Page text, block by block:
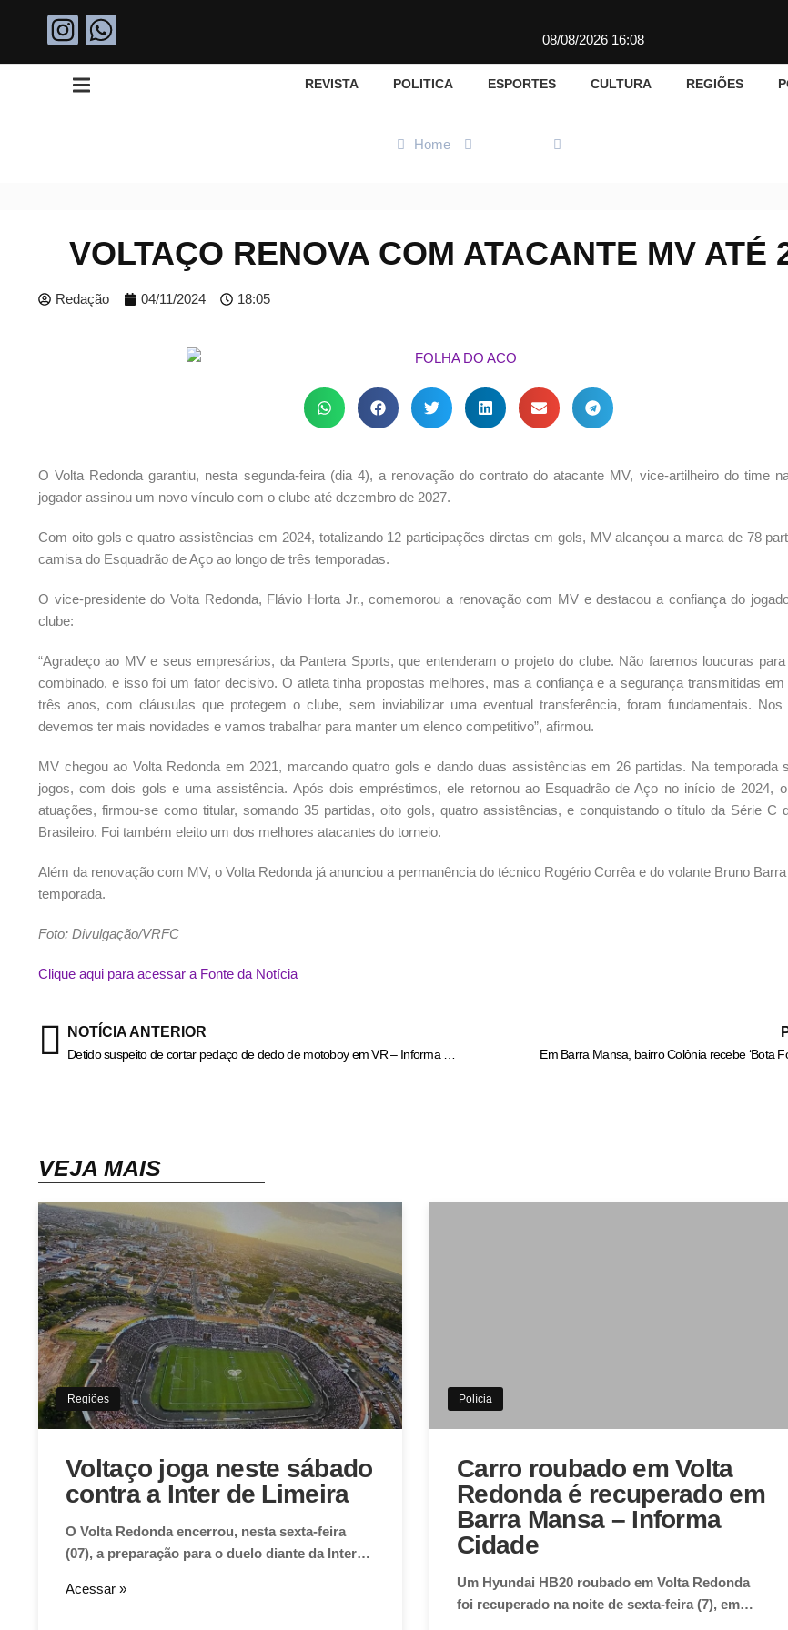
08/08/2026 16:08
REVISTA POLITICA ESPORTES CULTURA REGIÕES
Home
VOLTAÇO RENOVA COM ATACANTE MV ATÉ
Redação 04/11/2024 18:05
O Volta Redonda garantiu, nesta segunda-feira (dia 4), a renovação do contrato do atacante MV, vice-artilheiro do time
jogador assinou um novo vínculo com o clube até dezembro de 2027.
Com oito gols e quatro assistências em 2024, totalizando 12 participações diretas em gols, MV alcançou a marca de 78
camisa do Esquadrão de Aço ao longo de três temporadas.
O vice-presidente do Volta Redonda, Flávio Horta Jr., comemorou a renovação com MV e destacou a confiança do
clube:
“Agradeço ao MV e seus empresários, da Pantera Sports, que entenderam o projeto do clube. Não faremos loucuras
combinado, e isso foi um fator decisivo. O atleta tinha propostas melhores, mas a confiança e a segurança transmitidas
três anos, com cláusulas que protegem o clube, sem inviabilizar uma eventual transferência, foram fundamentais. Nos
devemos ter mais novidades e vamos trabalhar para manter um elenco competitivo”, afirmou.
MV chegou ao Volta Redonda em 2021, marcando quatro gols e dando duas assistências em 26 partidas. Na temporada
jogos, com dois gols e uma assistência. Após dois empréstimos, ele retornou ao Esquadrão de Aço no início de 2024,
atuações, firmou-se como titular, somando 35 partidas, oito gols, quatro assistências, e conquistando o título da Série C
Brasileiro. Foi também eleito um dos melhores atacantes do torneio.
Além da renovação com MV, o Volta Redonda já anunciou a permanência do técnico Rogério Corrêa e do volante Bruno
temporada.
Foto: Divulgação/VRFC
Clique aqui para acessar a Fonte da Notícia
NOTÍCIA ANTERIOR
Em Barra Mansa, bairro Colônia recebe ‘Bota
VEJA MAIS
Regiões
Voltaço joga neste sábado
contra a Inter de Limeira
O Volta Redonda encerrou, nesta sexta-feira
(07), a preparação para o duelo diante da Inter…
Acessar »
Polícia
Carro roubado em Volta
Redonda é recuperado em
Barra Mansa – Informa
Cidade
Um Hyundai HB20 roubado em Volta Redonda
foi recuperado na noite de sexta-feira (7), em…